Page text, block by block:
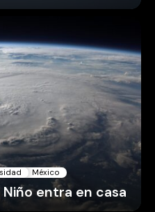
México
Niño entra en casa